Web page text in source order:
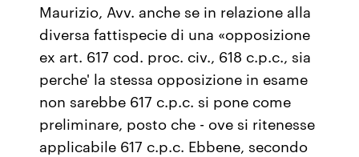
Maurizio, Avv. anche se in relazione alla
diversa fattispecie di una «opposizione
ex art. 617 cod. proc. civ., 618 c.p.c., sia
perche' la stessa opposizione in esame
non sarebbe 617 c.p.c. si pone come
preliminare, posto che - ove si ritenesse
applicabile 617 c.p.c. Ebbene, secondo